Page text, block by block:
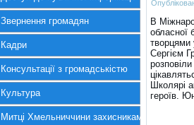
Звернення громадян
Кадри
Консультації з громадськістю
Культура
Митці Хмельниччини захисникам України
В
обласної
творцями
Сергієм
Школярі
героїв.